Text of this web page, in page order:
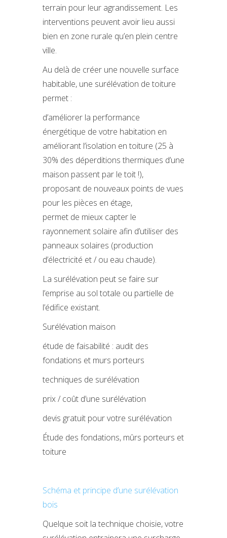
terrain pour leur agrandissement. Les
interventions peuvent avoir lieu aussi
bien en zone rurale qu’en plein centre
ville.
Au delà de créer une nouvelle surface
habitable, une surélévation de toiture
permet :
d’améliorer la performance
énergétique de votre habitation en
améliorant l’isolation en toiture (25 à
30% des déperditions thermiques d’une
maison passent par le toit !),
proposant de nouveaux points de vues
pour les pièces en étage,
permet de mieux capter le
rayonnement solaire afin d’utiliser des
panneaux solaires (production
d’électricité et / ou eau chaude).
La surélévation peut se faire sur
l’emprise au sol totale ou partielle de
l’édifice existant.
Surélévation maison
étude de faisabilité : audit des
fondations et murs porteurs
techniques de surélévation
prix / coût d’une surélévation
devis gratuit pour votre surélévation
Étude des fondations, mûrs porteurs et
toiture
Schéma et principe d’une surélévation
bois
Quelque soit la technique choisie, votre